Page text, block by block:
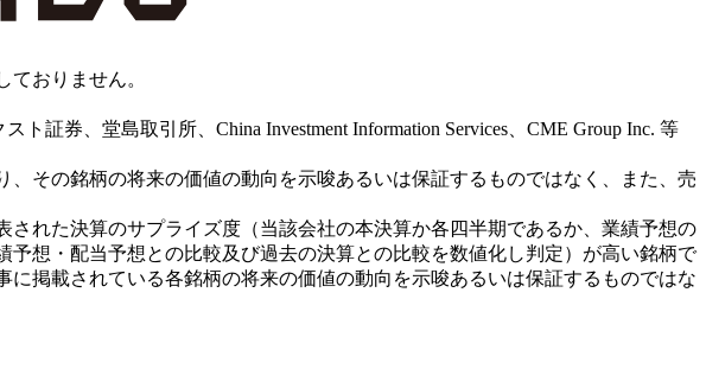
おりません。
証券、堂島取引所、China Investment Information Services、CME Group Inc. 等
その銘柄の将来の価値の動向を示唆あるいは保証するものではなく、また、売
れた決算のサプライズ度（当該会社の本決算か各四半期であるか、業績予想の
想・配当予想との比較及び過去の決算との比較を数値化し判定）が高い銘柄で
掲載されている各銘柄の将来の価値の動向を示唆あるいは保証するものではな